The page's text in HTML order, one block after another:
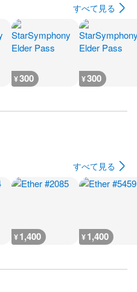
すべて見る
¥300 ¥300
すべて見る
¥1,400 ¥1,400